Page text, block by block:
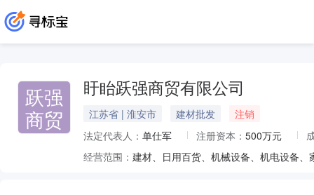
跃强
商贸
盱眙跃强商贸有限公司
江苏省 | 淮安市 建材批发
注销
法定代表人： 单仕军 注册资本： 500万元
经营范围：